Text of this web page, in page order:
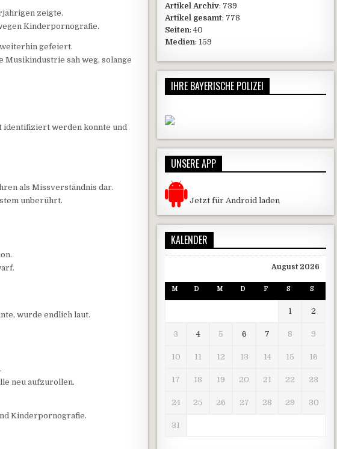
zeigte.
Kinderpornografie.
gefeiert.
Musikindustrie sah weg, solange
identifiziert werden konnte und
als Missverständnis dar.
unberührt.
wurde endlich laut.
neu aufzurollen.
Kinderpornografie.
Artikel Archiv: 739
Artikel gesamt: 778
Seiten: 40
Medien: 159
IHRE BAYERISCHE POLIZEI
UNSERE APP
Jetzt für Android laden
KALENDER
August 2026
M D M D F S S
1 2
3 4 5 6 7 8 9
10 11 12 13 14 15 16
17 18 19 20 21 22 23
24 25 26 27 28 29 30
31